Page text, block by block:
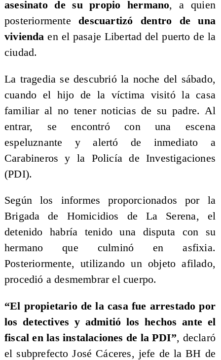
asesinato de su propio hermano, a quien
posteriormente descuartizó dentro de una
vivienda en el pasaje Libertad del puerto de la
ciudad.
La tragedia se descubrió la noche del sábado,
cuando el hijo de la víctima visitó la casa
familiar al no tener noticias de su padre. Al
entrar, se encontró con una escena
espeluznante y alertó de inmediato a
Carabineros y la Policía de Investigaciones
(PDI).
Según los informes proporcionados por la
Brigada de Homicidios de La Serena, el
detenido habría tenido una disputa con su
hermano que culminó en asfixia.
Posteriormente, utilizando un objeto afilado,
procedió a desmembrar el cuerpo.
“El propietario de la casa fue arrestado por
los detectives y admitió los hechos ante el
fiscal en las instalaciones de la PDI”, declaró
el subprefecto José Cáceres, jefe de la BH de